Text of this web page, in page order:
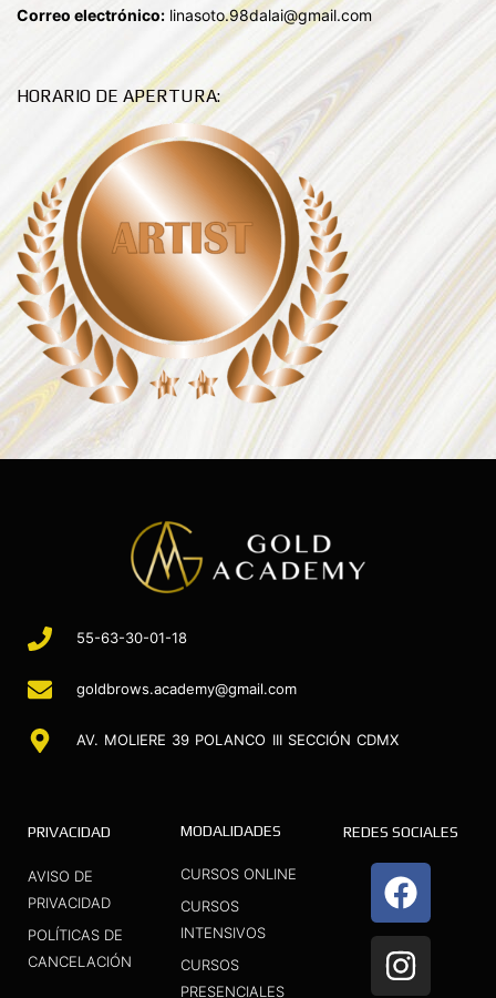
Correo electrónico: linasoto.98dalai@gmail.com
HORARIO DE APERTURA:
55-63-30-01-18
goldbrows.academy@gmail.com
AV. MOLIERE 39 POLANCO III SECCIÓN CDMX
PRIVACIDAD
AVISO DE
PRIVACIDAD
POLÍTICAS DE
CANCELACIÓN
MODALIDADES
CURSOS ONLINE
CURSOS
INTENSIVOS
CURSOS
PRESENCIALES
REDES SOCIALES
F
a
c
e
I
n
s
t
Y
o
u
t